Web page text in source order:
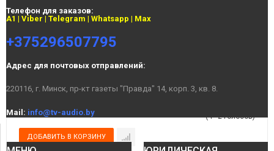
Транслируйте музыку по беспроводной сети через
Bluetooth (SBC/AAC) или используйте ...
(4 - 2 голосов)
Телефон для заказов:
A1 | Viber | Telegram | Whatsapp | Max
+375296507795
Адрес для почтовых отправлений:
220116, г. Минск, пр-кт газеты "Правда" 14, корп. 3, кв. 8.
Mail: info@tv-audio.by